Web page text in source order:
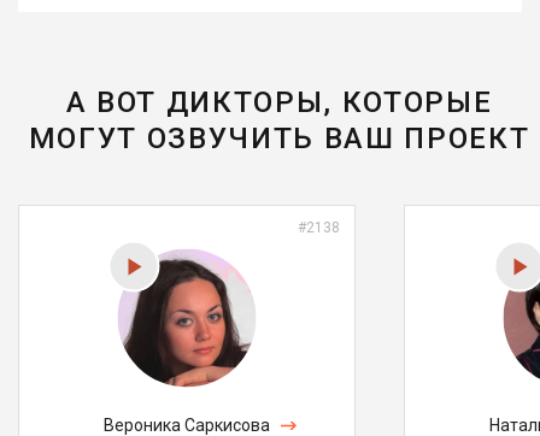
А ВОТ ДИКТОРЫ, КОТОРЫЕ
МОГУТ ОЗВУЧИТЬ ВАШ ПРОЕКТ
#2138
Вероника Саркисова